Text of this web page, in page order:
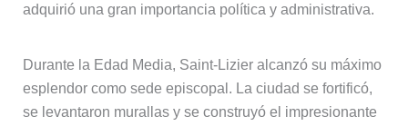
adquirió una gran importancia política y administrativa.
Durante la Edad Media, Saint-Lizier alcanzó su máximo
esplendor como sede episcopal. La ciudad se fortificó,
se levantaron murallas y se construyó el impresionante